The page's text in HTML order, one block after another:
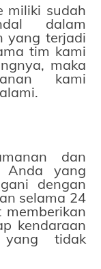
miliki sudah
dalam
yang terjadi
tim kami
maka
kami
dan
Anda yang
dengan
selama 24
kendaraan
yang tidak